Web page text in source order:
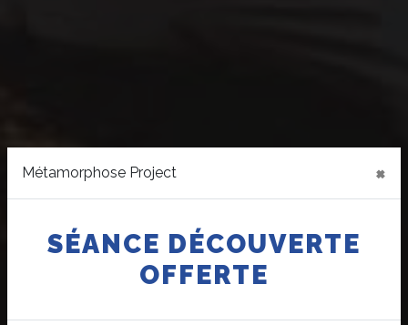
Métamorphose Project ×
SÉANCE DÉCOUVERTE
OFFERTE